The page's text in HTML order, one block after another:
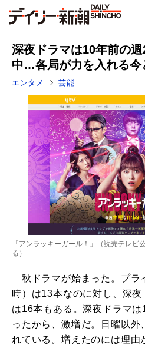
深夜ドラマは10年前の
中…各局が力を入れる今
エンタメ 芸能
「アンラッキーガール！」（読売テレビ
る ）
秋ドラマが始まった。プラ
時）は13本なのに対し、深夜
は16本もある。深夜ドラマ
ったから、激増だ。日曜以外
れている。増えたのには理由